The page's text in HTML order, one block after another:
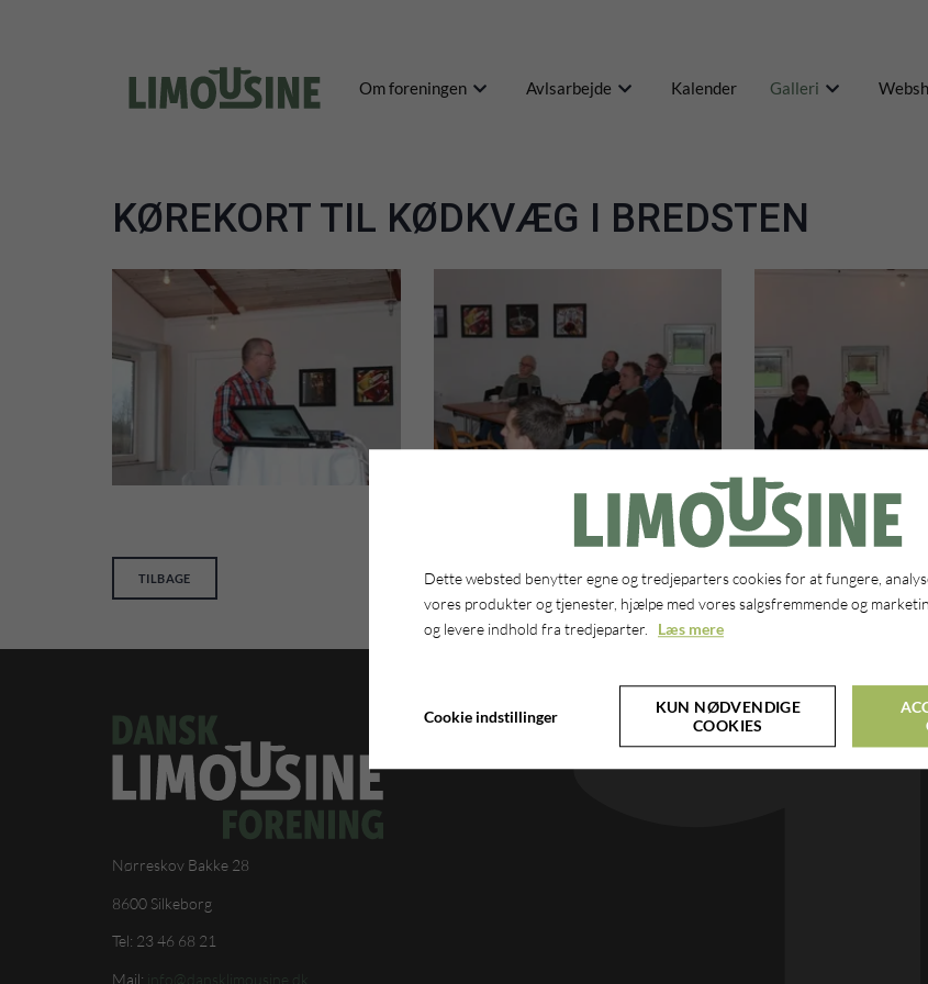
Om foreningen Avlsarbejde Kalender Galleri
KØREKORT TIL KØDKVÆG I BREDSTEN
TILBAGE
Nørreskov Bakke 28
8600 Silkeborg
Tel: 23 46 68 21
Mail: info@dansklimousine.dk
Dette websted benytter egne og tredjeparters cookies for at fungere,
vores produkter og tjenester, hjælpe med vores salgsfremmende og
og levere indhold fra tredjeparter. Læs mere
Cookie indstillinger
KUN NØDVENDIGE
COOKIES